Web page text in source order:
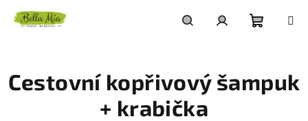
košík
Cestovní kopřivový šampuk
+ krabička